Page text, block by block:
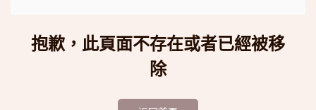
抱歉，此頁面不存在或者已經被移
除